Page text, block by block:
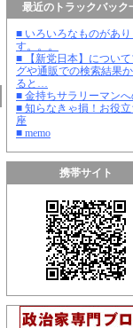
最近のトラックバック
■ いろいろなものがあり
す。。。
■ 【新党日本】について
グや通販での検索結果
ると…
■ 金持ちサラリーマンへ
■ 知らなきゃ損！お役
座
■ memo
携帯サイト